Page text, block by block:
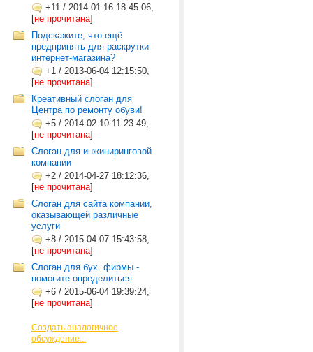
+11 / 2014-01-16 18:45:06,
[не прочитана]
Подскажите, что ещё
предпринять для раскрутки
интернет-магазина?
+1 / 2013-06-04 12:15:50,
[не прочитана]
Креативный слоган для
Центра по ремонту обуви!
+5 / 2014-02-10 11:23:49,
[не прочитана]
Слоган для инжиниринговой
компании
+2 / 2014-04-27 18:12:36,
[не прочитана]
Слоган для сайта компании,
оказывающей различные
услуги
+8 / 2015-04-07 15:43:58,
[не прочитана]
Слоган для бух. фирмы -
помогите определиться
+6 / 2015-06-04 19:39:24,
[не прочитана]
Создать аналогичное
обсуждение...